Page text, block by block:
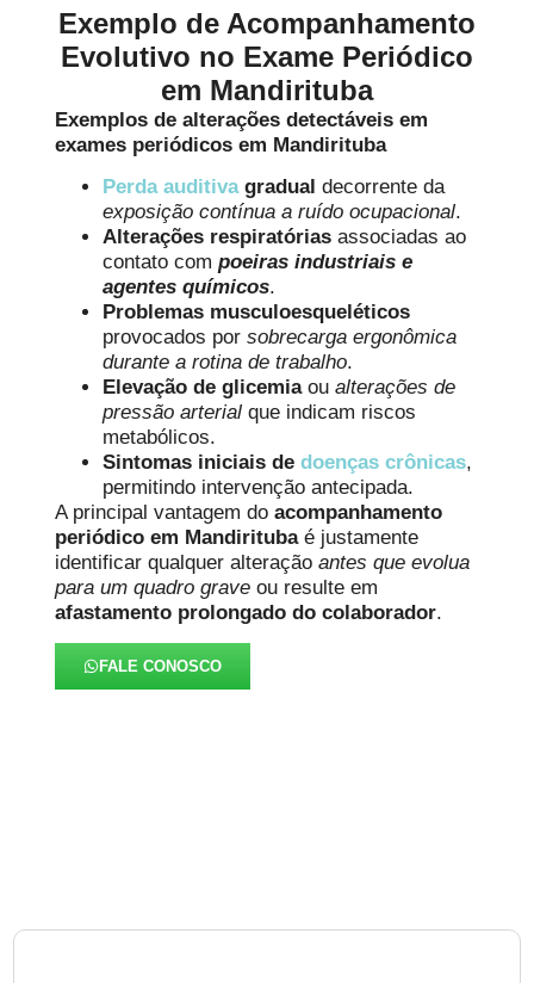
Exemplo de Acompanhamento
Evolutivo no Exame Periódico
em Mandirituba
Exemplos de alterações detectáveis em
exames periódicos em Mandirituba
Perda auditivagradual decorrente da
exposição contínua a ruído ocupacional.
Alterações respiratórias associadas ao
contato compoeiras industriais e
agentes químicos.
Problemas musculoesqueléticos
provocados porsobrecarga ergonômica
durante a rotina de trabalho.
Elevação de glicemiaoualterações de
pressão arterial que indicam riscos
metabólicos.
Sintomas iniciais dedoenças crônicas,
permitindo intervenção antecipada.
A principal vantagem doacompanhamento
periódico em Mandiritubaé justamente
identificar qualquer alteraçãoantes que evolua
para um quadro grave ou resulte em
afastamento prolongado do colaborador.
FALE CONOSCO